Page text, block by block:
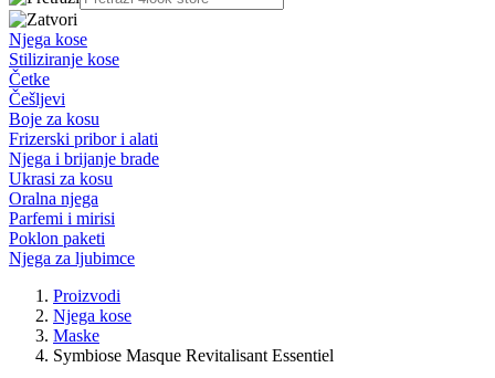
Njega kose
Stiliziranje kose
Četke
Češljevi
Boje za kosu
Frizerski pribor i alati
Njega i brijanje brade
Ukrasi za kosu
Oralna njega
Parfemi i mirisi
Poklon paketi
Njega za ljubimce
Proizvodi
Njega kose
Maske
Symbiose Masque Revitalisant Essentiel